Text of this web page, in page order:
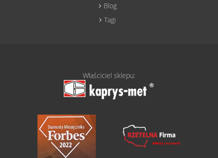
Blog
Tagi
Właściciel sklepu: